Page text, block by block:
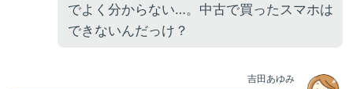
でよく分からない…。中古で買ったスマホは
できないんだっけ？
吉田あゆみ